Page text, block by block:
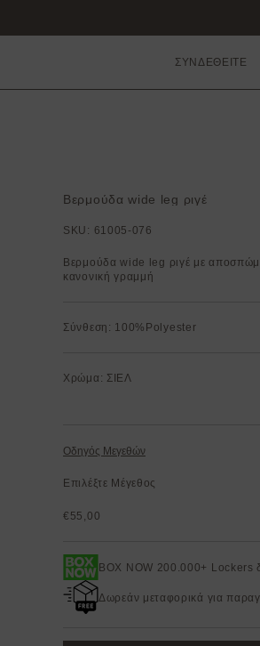
ΣΥΝΔΕΘΕΙΤΕ
Βερμούδα wide leg ριγέ
SKU: 61005-076
Βερμούδα wide leg ριγέ με
κανονική γραμμή
Σύνθεση: 100%Polyester
Χρώμα: ΣΙΕΛ
Οδηγός Μεγεθών
Επιλέξτε Μέγεθος
€55,00
BOX NOW 200.000+ Lockers
Δωρεάν μεταφορικά για